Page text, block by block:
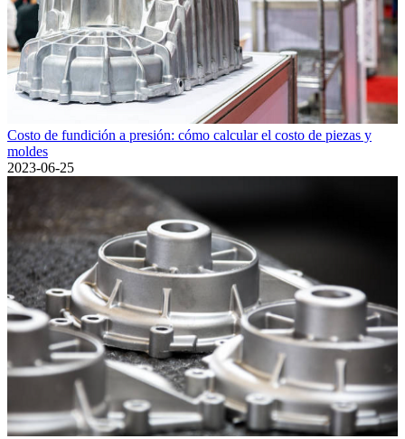
Costo de fundición a presión: cómo calcular el costo de piezas y
moldes
2023-06-25